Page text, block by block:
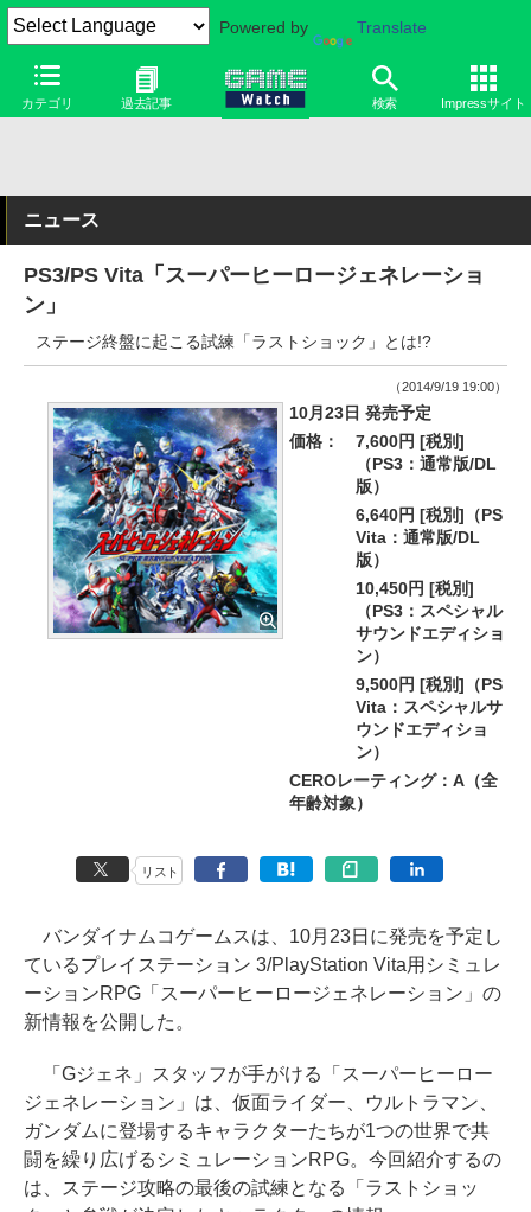
Powered by Translate
カテゴリ 過去記事 検索 Impressサイト
ニュース
PS3/PS Vita「スーパーヒーロージェネレーショ
ン」
ステージ終盤に起こる試練「ラストショック」とは!?
（2014/9/19 19:00）
10月23日 発売予定
価格：
7,600円 [税別]
（PS3：通常版/DL
版）
6,640円 [税別]（PS
Vita：通常版/DL
版）
10,450円 [税別]
（PS3：スペシャル
サウンドエディショ
ン）
9,500円 [税別]（PS
Vita：スペシャルサ
ウンドエディショ
ン）
CEROレーティング：A（全
年齢対象）
リスト
バンダイナムコゲームスは、10月23日に発売を予定し
ているプレイステーション 3/PlayStation Vita用シミュレ
ーションRPG「スーパーヒーロージェネレーション」の
新情報を公開した。
「Gジェネ」スタッフが手がける「スーパーヒーロー
ジェネレーション」は、仮面ライダー、ウルトラマン、
ガンダムに登場するキャラクターたちが1つの世界で共
闘を繰り広げるシミュレーションRPG。今回紹介するの
は、ステージ攻略の最後の試練となる「ラストショッ